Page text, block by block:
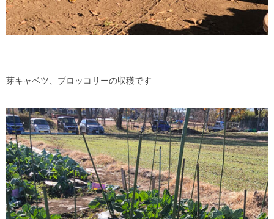
芽キャベツ、ブロッコリーの収穫です